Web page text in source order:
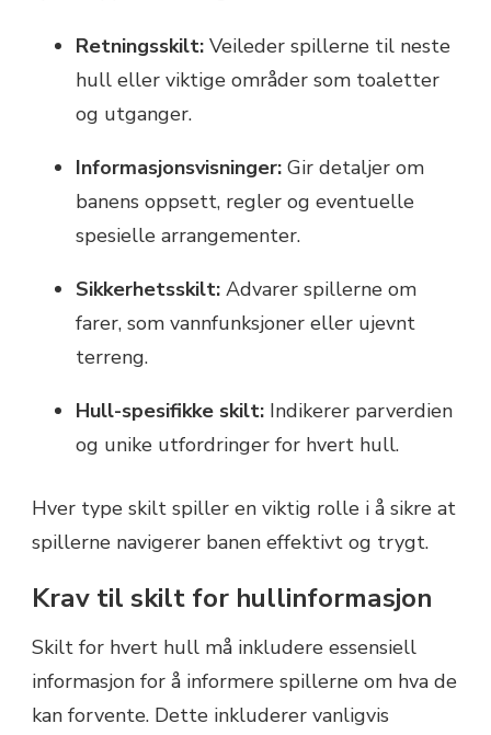
Retningsskilt: Veileder spillerne til neste
hull eller viktige områder som toaletter
og utganger.
Informasjonsvisninger: Gir detaljer om
banens oppsett, regler og eventuelle
spesielle arrangementer.
Sikkerhetsskilt: Advarer spillerne om
farer, som vannfunksjoner eller ujevnt
terreng.
Hull-spesifikke skilt: Indikerer parverdien
og unike utfordringer for hvert hull.
Hver type skilt spiller en viktig rolle i å sikre at
spillerne navigerer banen effektivt og trygt.
Krav til skilt for hullinformasjon
Skilt for hvert hull må inkludere essensiell
informasjon for å informere spillerne om hva de
kan forvente. Dette inkluderer vanligvis